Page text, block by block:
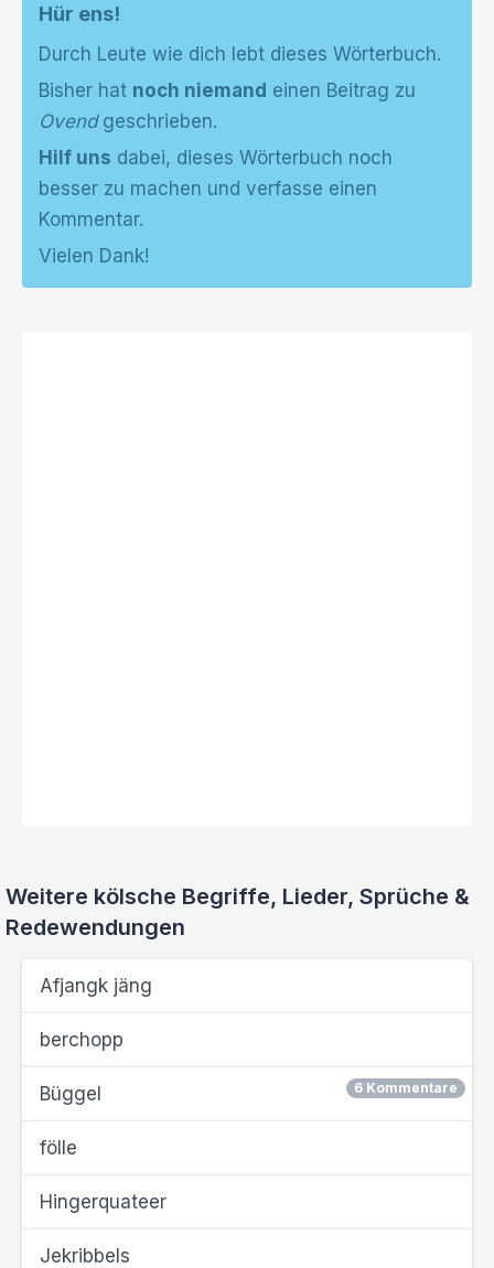
Hür ens!
Durch Leute wie dich lebt dieses Wörterbuch.
Bisher hat noch niemand einen Beitrag zu
Ovendgeschrieben.
Hilf uns dabei, dieses Wörterbuch noch
besser zu machen und verfasse einen
Kommentar.
Vielen Dank!
Weitere kölsche Begriffe, Lieder, Sprüche &
Redewendungen
Afjangk jäng
berchopp
6 Kommentare
Büggel
fölle
Hingerquateer
Jekribbels